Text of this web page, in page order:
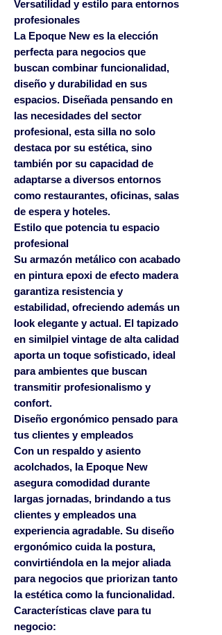
Versatilidad y estilo para entornos
profesionales
La Epoque New es la elección
perfecta para negocios que
buscan combinar funcionalidad,
diseño y durabilidad en sus
espacios. Diseñada pensando en
las necesidades del sector
profesional, esta silla no solo
destaca por su estética, sino
también por su capacidad de
adaptarse a diversos entornos
como restaurantes, oficinas, salas
de espera y hoteles.
Estilo que potencia tu espacio
profesional
Su armazón metálico con acabado
en pintura epoxi de efecto madera
garantiza resistencia y
estabilidad, ofreciendo además un
look elegante y actual. El tapizado
en similpiel vintage de alta calidad
aporta un toque sofisticado, ideal
para ambientes que buscan
transmitir profesionalismo y
confort.
Diseño ergonómico pensado para
tus clientes y empleados
Con un respaldo y asiento
acolchados, la Epoque New
asegura comodidad durante
largas jornadas, brindando a tus
clientes y empleados una
experiencia agradable. Su diseño
ergonómico cuida la postura,
convirtiéndola en la mejor aliada
para negocios que priorizan tanto
la estética como la funcionalidad.
Características clave para tu
negocio: